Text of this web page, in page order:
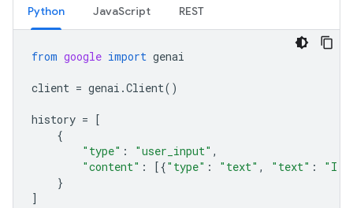
Python JavaScript REST
from google import genai
client = genai .Client()
history = [
{
"type" : "user_input" ,
"content" : [{"type" : "text" , "text" :
"I
}
]